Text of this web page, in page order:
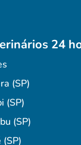
24
(SP)
(SP)
(SP)